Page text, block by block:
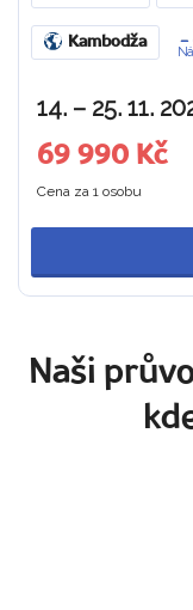
Kambodža
14. – 25. 11.
69 990 Kč
Cena za 1 osobu
Naši